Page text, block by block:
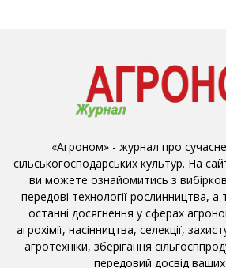
«Агроном» - журнал про
сільськогосподарських культур. На
ви можете ознайомитись з
передові технології рослинництва, а
останні досягнення у сферах
агрохімії, насінництва, селекції,
агротехніки, зберігання
передовий досвід